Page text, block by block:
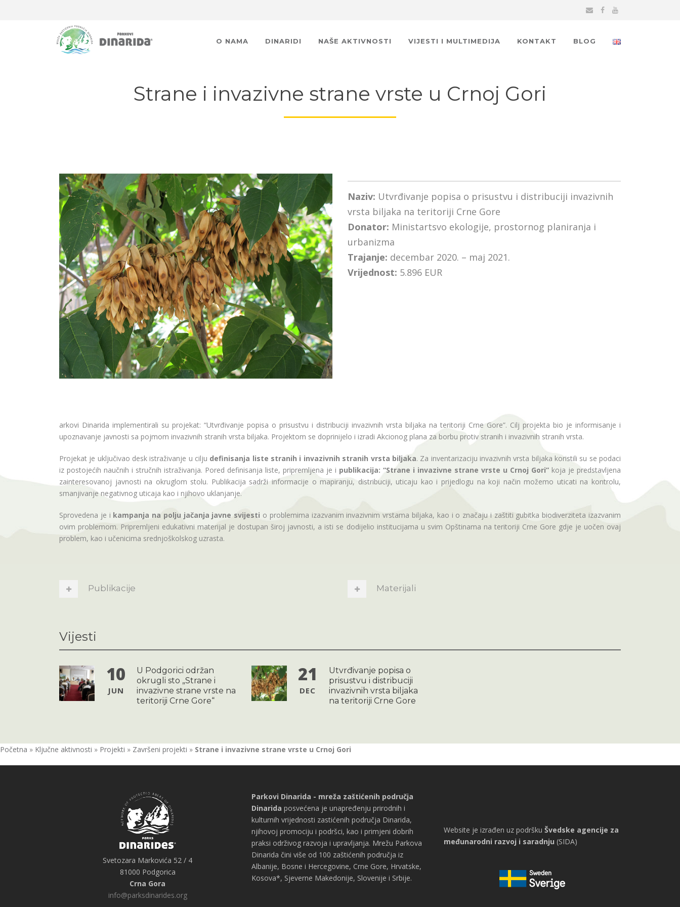
O NAMA DINARIDI NAŠE AKTIVNOSTI VIJESTI I MULTIMEDIJA KONTAKT BLOG
Strane i invazivne strane vrste u Crnoj Gori
Naziv: Utvrđivanje popisa o prisustvu i distribuciji invazivnih
vrsta biljaka na teritoriji Crne Gore
Donator: Ministartsvo ekologije, prostornog planiranja i
urbanizma
Trajanje: decembar 2020. – maj 2021.
Vrijednost: 5.896 EUR
arkovi Dinarida implementirali su projekat: “Utvrđivanje popisa o prisustvu i distribuciji invazivnih vrsta biljaka na teritoriji Crne Gore”. Cilj projekta bio je informisanje i
upoznavanje javnosti sa pojmom invazivnih stranih vrsta biljaka. Projektom se doprinijelo i izradi Akcionog plana za borbu protiv stranih i invazivnih stranih vrsta.
Projekat je uključivao desk istraživanje u cilju definisanja liste stranih i invazivnih stranih vrsta biljaka. Za inventarizaciju invazivnih vrsta biljaka koristili su se podaci
iz postojećih naučnih i stručnih istraživanja. Pored definisanja liste, pripremljena je i publikacija: “Strane i invazivne strane vrste u Crnoj Gori” koja je predstavljena
zainteresovanoj javnosti na okruglom stolu. Publikacija sadrži informacije o mapiranju, distribuciji, uticaju kao i prijedlogu na koji način možemo uticati na kontrolu,
smanjivanje negativnog uticaja kao i njihovo uklanjanje.
Sprovedena je i kampanja na polju jačanja javne svijesti o problemima izazvanim invazivnim vrstama biljaka, kao i o značaju i zaštiti gubitka biodiverziteta izazvanim
ovim problemom. Pripremljeni edukativni materijal je dostupan široj javnosti, a isti se dodijelio institucijama u svim Opštinama na teritoriji Crne Gore gdje je uočen ovaj
problem, kao i učenicima srednjoškolskog uzrasta.
Publikacije Materijali
Vijesti
10
JUN
U Podgorici održan
okrugli sto „Strane i
invazivne strane vrste na
teritoriji Crne Gore“
21
DEC
Utvrđivanje popisa o
prisustvu i distribuciji
invazivnih vrsta biljaka
na teritoriji Crne Gore
Početna » Ključne aktivnosti » Projekti » Završeni projekti » Strane i invazivne strane vrste u Crnoj Gori
Svetozara Markovića 52 / 4
81000 Podgorica
Crna Gora
info@parksdinarides.org
Parkovi Dinarida - mreža zaštićenih područja
Dinarida posvećena je unapređenju prirodnih i
kulturnih vrijednosti zastićenih područja Dinarida,
njihovoj promociju i podršci, kao i primjeni dobrih
praksi održivog razvoja i upravljanja. Mrežu Parkova
Dinarida čini više od 100 zaštićenih područja iz
Albanije, Bosne i Hercegovine, Crne Gore, Hrvatske,
Kosova*, Sjeverne Makedonije, Slovenije i Srbije.
Website je izrađen uz podršku Švedske agencije za
međunarodni razvoj i saradnju (SIDA)